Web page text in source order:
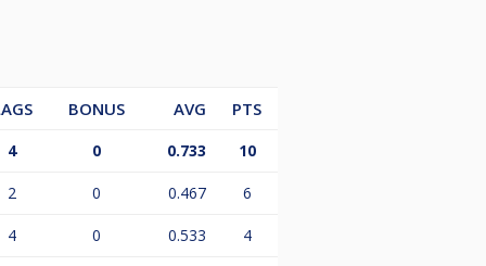
BONUS AVG
PTS
4 0 0.733 10
2 0 0.467 6
4 0 0.533 4